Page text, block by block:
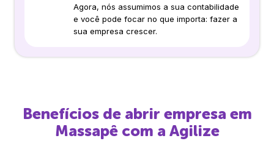
Agora, nós assumimos a sua contabilidade
e você pode focar no que importa: fazer a
sua empresa crescer.
Benefícios de abrir empresa em
Massapêcom a Agilize